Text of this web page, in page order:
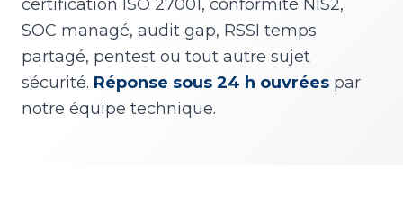
certification ISO 27001, conformité NIS2,
SOC managé, audit gap, RSSI temps
partagé, pentest ou tout autre sujet
sécurité. Réponse sous 24 h ouvrées par
notre équipe technique.